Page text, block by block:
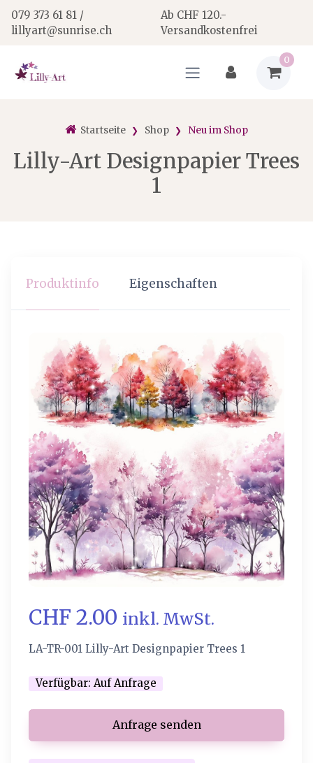
079 373 61 81 /
lillyart@sunrise.ch
Ab CHF 120.-
Versandkostenfrei
0
Startseite Shop Neu im Shop
Lilly-Art Designpapier Trees
1
Produktinfo Eigenschaften
CHF 2.00 inkl. MwSt.
LA-TR-001 Lilly-Art Designpapier Trees 1
Verfügbar: Auf Anfrage